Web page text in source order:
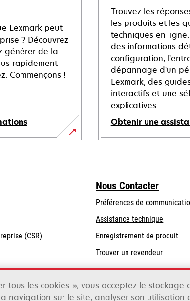
Lexmark peut
? Découvrez
générer de la
rapidement
Commençons !
Trouvez les
les produits et les
techniques en
des informations
configuration,
dépannage d'un
Lexmark, des
interactifs et une
explicatives.
Obtenir une
s’ouvre
onglet
(CSR)
nouvel
onglet
Nous Contacter
Préférences de
s’ouvre
dans
un
nouvel
onglet
Assistance technique
dans
un
nouvel
onglet
Enregistrement de produit
Trouver un revendeur
une entreprise Xerox
tous les cookies », vous acceptez le stockage
navigation sur le site, analyser son utilisation